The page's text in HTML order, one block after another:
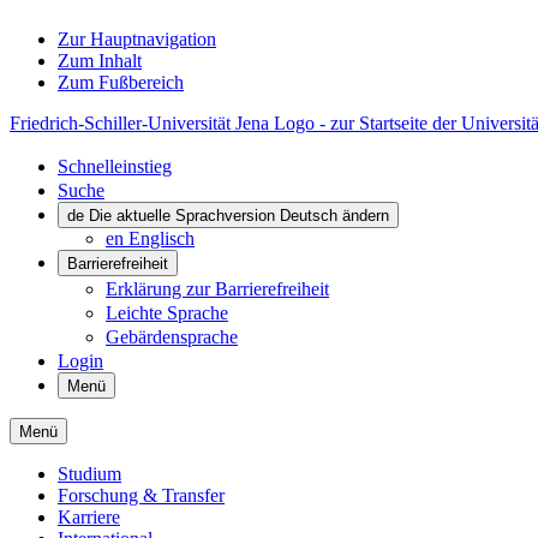
Zur Hauptnavigation
Zum Inhalt
Zum Fußbereich
Friedrich-Schiller-Universität Jena Logo - zur Startseite der
Schnelleinstieg
Suche
de Die aktuelle Sprachversion Deutsch ändern
en Englisch
Barrierefreiheit
Erklärung zur Barrierefreiheit
Leichte Sprache
Gebärdensprache
Login
Menü
Menü
Studium
Forschung & Transfer
Karriere